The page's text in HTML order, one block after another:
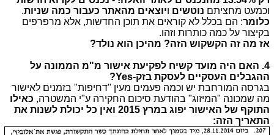
וכמעט מחציתם נוטשים ויוצאים מהאתר כעבור כמה שניות.
כלומר: הם בכלל לא קוראים את תוכן החדשות, אלא מרפרפים
בקיצור על כמה כותרות וזהו.
אז מה זה הקשקוש הזה? מהיכן הוא נולד?
4. האם היה מועד קשיח לפקיעת אישור מ"מ הממונה על
ההגבלים העסקיים לעסקת בזק-Yes?
בגרסה המורחבת יש וכמה פעמים מעין "דחיפות" בזמנים לאישור
מה שמכונה "המיזוג" בהודעת סיכום החקירה ע"י המשטרה, כאילו
התוקף של האישור יפוג במרץ 2015 ואין כל יכולת לשנות את
התאריך הזה: